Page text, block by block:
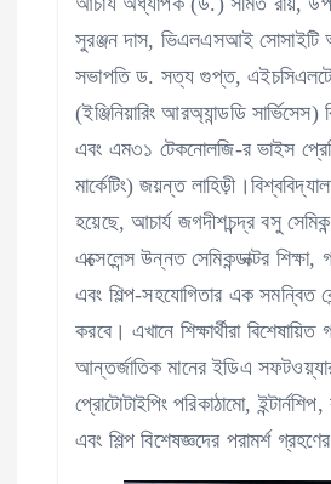
সুরঞ্জন দাস, ভিএলএসআই সোসাইটি
সভাপতি ড. সত্য গুপ্ত,
(ইঞ্জিনিয়ারিং আরঅ্যান্ডডি সার্ভিসেস)
এবং এম৩১ টেকনোলজি-র ভাইস
মার্কেটিং) জয়ন্ত
হয়েছে, আচার্য জগদীশচন্দ্র বসু
এক্সেলেন্স উন্নত সেমিকন্ডাক্টর
এবং শিল্প-সহযোগিতার এক সমন্বিত
করবে। এখানে শিক্ষার্থীরা বিশেষায়িত
আন্তর্জাতিক মানের ইডিএ
প্রোটোটাইপিং পরিকাঠামো,
এবং শিল্প বিশেষজ্ঞদের পরামর্শ